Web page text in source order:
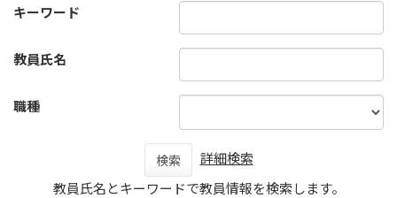
キーワード
教員氏名
職種
検索
詳細検索
教員氏名とキーワードで教員情報を検索します。